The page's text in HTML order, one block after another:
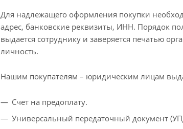
Для надлежащего оформления покупки
адрес, банковские реквизиты, ИНН. Порядок
выдается сотруднику и заверяется печатью
личность.
Нашим покупателям – юридическим лицам
Счет на предоплату.
Универсальный передаточный документ